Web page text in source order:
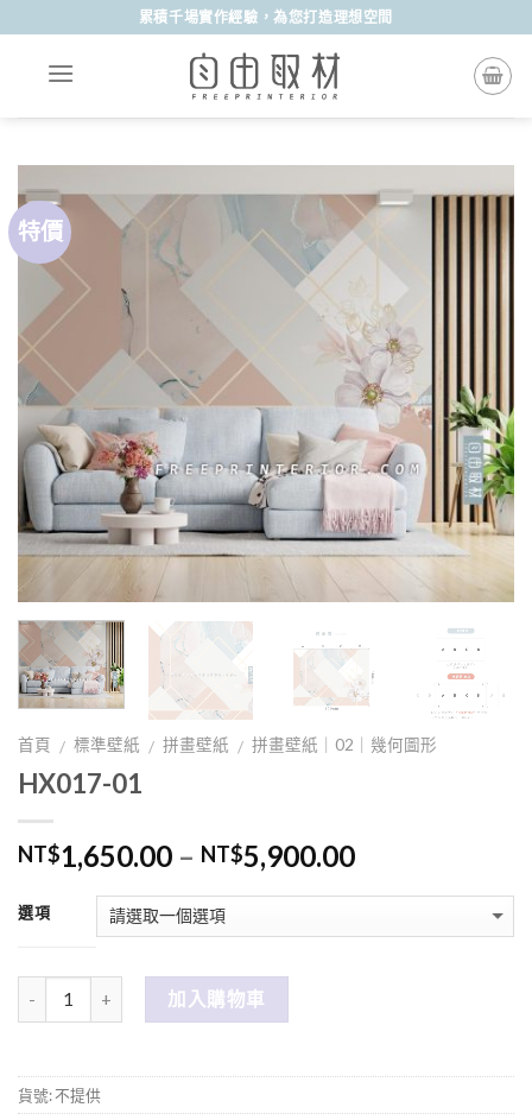
content
累積千場實作經驗，為您打造理想空間
特價
首頁 / 標準壁紙 / 拼畫壁紙 / 拼畫壁紙｜02｜幾何圖形
HX017-01
NT$1,650.00 – NT$5,900.00
選項
加入購物車
貨號:不提供